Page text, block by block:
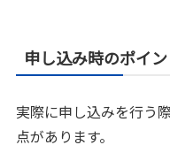
申し込み時のポイ
実際に申し込みを行う
点があります。